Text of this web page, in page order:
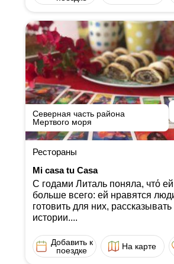
Северная часть района
Мертвого моря
Рестораны
Mi casa tu Casa
С годами Литаль поняла, чтό
больше всего: ей нравятся
готовить для них,
истории....
Добавить к
поездке
На карте